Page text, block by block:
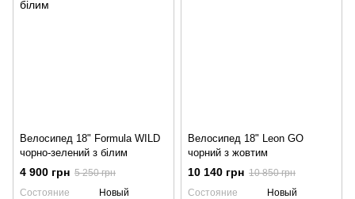
Велосипед 18" Formula WILD
чорно-зелений з білим
4 900 грн 5 250 грн
Состояние
Новый
Велосипед 18" Leon GO
чорний з жовтим
10 140 грн 10 850 грн
Состояние
Новый